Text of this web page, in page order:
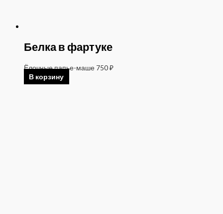
Белка в фартуке
Ёлочные папье-маше 750₽
В корзину